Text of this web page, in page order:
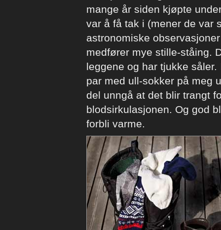
mange år siden kjøpte
var å få tak i (mener de var
astronomiske
medfører mye stille-ståing.
leggene og har tjukke
par med ull-sokker på meg
del unngå at det blir trangt
blodsirkulasjonen. Og god
forbli varme.